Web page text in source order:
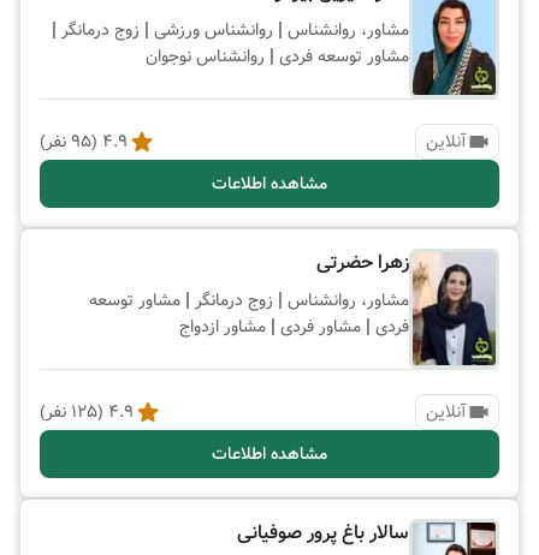
مشاور، روانشناس | روانشناس ورزشی | زوج درمانگر |
مشاور توسعه فردی | روانشناس نوجوان
آنلاین 4.9
(
95نفر)
مشاهده اطلاعات
زهرا حضرتی
مشاور، روانشناس | زوج درمانگر | مشاور توسعه
فردی | مشاور فردی | مشاور ازدواج
آنلاین 4.9
(
125 نفر)
مشاهده اطلاعات
سالار باغ پرور صوفیانی